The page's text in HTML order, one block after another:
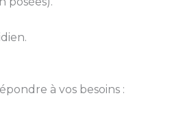
à vos besoins :